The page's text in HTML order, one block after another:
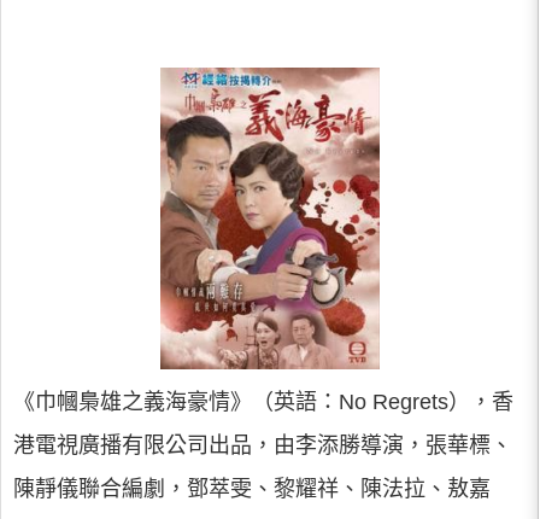
《巾幗梟雄之義海豪情》（英語：No Regrets），香
港電視廣播有限公司出品，由李添勝導演，張華標、
陳靜儀聯合編劇，鄧萃雯、黎耀祥、陳法拉、敖嘉